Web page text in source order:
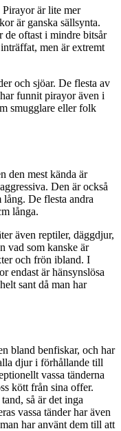
är lite mer
är ganska sällsynta.
de oftast i mindre bitsår
men är extremt
och sjöar. De flesta av
funnit pirayor även i
smugglare eller folk
den mest kända är
Den är också
De flesta andra
långa.
även reptiler, däggdjur,
vad som kanske är
och frön ibland. I
endast är hänsynslösa
sant då man har
bland benfiskar, och har
djur i förhållande till
vassa tänderna
kött från sina offer.
så är det inga
vassa tänder har även
har använt dem till att